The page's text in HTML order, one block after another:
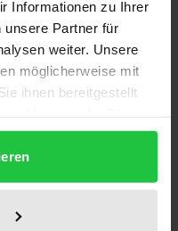
Informationen zu Ihrer
unsere Partner für
weiter. Unsere
möglicherweise mit
ihnen bereitgestellt
und emotionaler
die
wie
Selbst und eine
Diskurse